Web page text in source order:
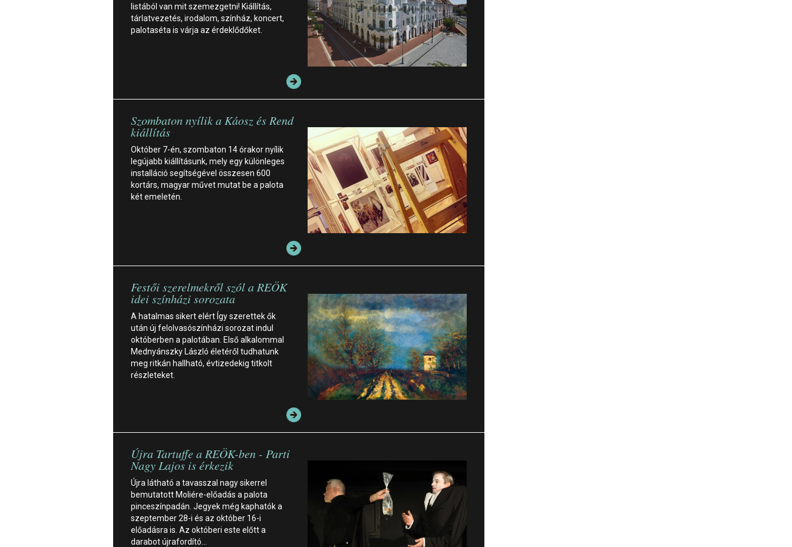
listából van mit szemezgetni! Kiállítás,
tárlatvezetés, irodalom, színház, koncert,
palotaséta is várja az érdeklődőket.
Szombaton nyílik a Káosz és Rend
kiállítás
Október 7-én, szombaton 14 órakor nyílik
legújabb kiállításunk, mely egy különleges
installáció segítségével összesen 600
kortárs, magyar művet mutat be a palota
két emeletén.
Festői szerelmekről szól a REÖK
idei színházi sorozata
A hatalmas sikert elért Így szerettek ők
után új felolvasószínházi sorozat indul
októberben a palotában. Első alkalommal
Mednyánszky László életéről tudhatunk
meg ritkán hallható, évtizedekig titkolt
részleteket.
Újra Tartuffe a REÖK-ben - Parti
Nagy Lajos is érkezik
Újra látható a tavasszal nagy sikerrel
bemutatott Moliére-előadás a palota
pinceszínpadán. Jegyek még kaphatók a
szeptember 28-i és az október 16-i
előadásra is. Az októberi este előtt a
darabot újrafordító…